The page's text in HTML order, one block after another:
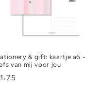
& gift: kaartje a6 -
van mij voor jou